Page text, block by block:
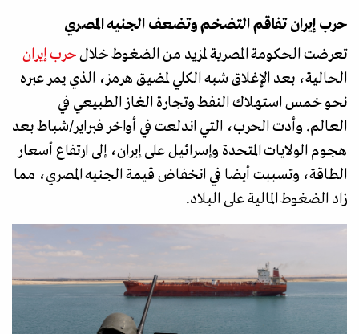
حرب إيران تفاقم التضخم وتضعف الجنيه المصري
تعرضت الحكومة المصرية لمزيد من الضغوط خلالحرب إيران
الحالية، بعد الإغلاق شبه الكلي لمضيق هرمز، الذي يمر عبره
نحو خمس استهلاك النفط وتجارة الغاز الطبيعي في
العالم. وأدت الحرب، التي اندلعت في أواخر فبراير/شباط بعد
هجوم الولايات المتحدة وإسرائيل على إيران، إلى ارتفاع أسعار
الطاقة، وتسببت أيضا في انخفاض قيمة الجنيه المصري، مما
زاد الضغوط المالية على البلاد.